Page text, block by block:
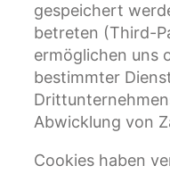
gespeichert
betreten (Third-
ermöglichen uns
bestimmter
Abwicklung von
Cookies haben